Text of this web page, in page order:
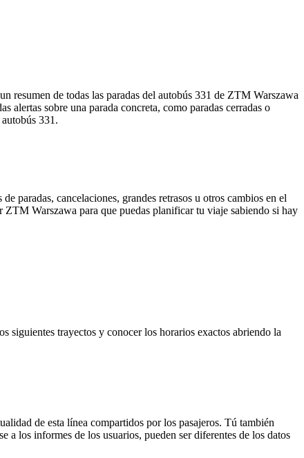
resumen de todas las paradas del autobús 331 de ZTM Warszawa
alertas sobre una parada concreta, como paradas cerradas o
331.
paradas, cancelaciones, grandes retrasos u otros cambios en el
Warszawa para que puedas planificar tu viaje sabiendo si hay
trayectos y conocer los horarios exactos abriendo la
de esta línea compartidos por los pasajeros. Tú también
a los informes de los usuarios, pueden ser diferentes de los datos